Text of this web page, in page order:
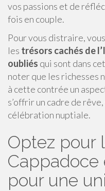
vos passions et de
fois en couple.
Pour vous distraire,
les trésors cachés de
oubliés qui sont dans
noter que les richesses
à cette contrée un
s’offrir un cadre de
célébration nuptiale.
Optez pour
Cappadoce
pour une